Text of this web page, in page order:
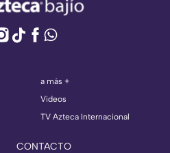
a más +
Videos
TV Azteca Internacional
CONTACTO